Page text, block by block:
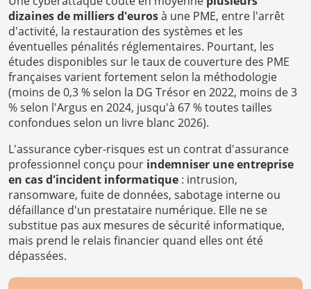
dizaines de milliers d'eurosà une PME, entre l'arrêt
d'activité, la restauration des systèmes et les
éventuelles pénalités réglementaires. Pourtant, les
études disponibles sur le taux de couverture des PME
françaises varient fortement selon la méthodologie
(moins de 0,3 % selon la DG Trésor en 2022, moins de 3
% selon l'Argus en 2024, jusqu'à 67 % toutes tailles
confondues selon un livre blanc 2026).
L'assurance cyber-risques est un contrat d'assurance
professionnel conçu pour indemniser une entreprise
en cas d'incident informatique : intrusion,
ransomware, fuite de données, sabotage interne ou
défaillance d'un prestataire numérique. Elle ne se
substitue pas aux mesures de sécurité informatique,
mais prend le relais financier quand elles ont été
dépassées.